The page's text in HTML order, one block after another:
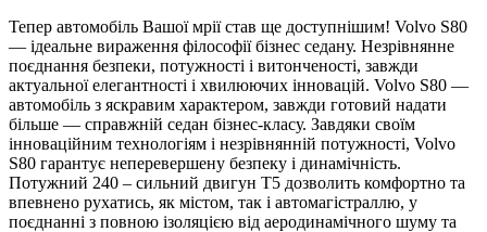
Тепер автомобіль Вашої мрії став ще доступнішим! Volvo S80
— ідеальне вираження філософії бізнес седану. Незрівнянне
поєднання безпеки, потужності і витонченості, завжди
актуальної елегантності і хвилюючих інновацій. Volvo S80 —
автомобіль з яскравим характером, завжди готовий надати
більше — справжній седан бізнес-класу. Завдяки своїм
інноваційним технологіям і незрівнянній потужності, Volvo
S80 гарантує неперевершену безпеку і динамічність.
Потужний 240 – сильний двигун Т5 дозволить комфортно та
впевнено рухатись, як містом, так і автомагістраллю, у
поєднанні з повною ізоляцією від аеродинамічного шуму та